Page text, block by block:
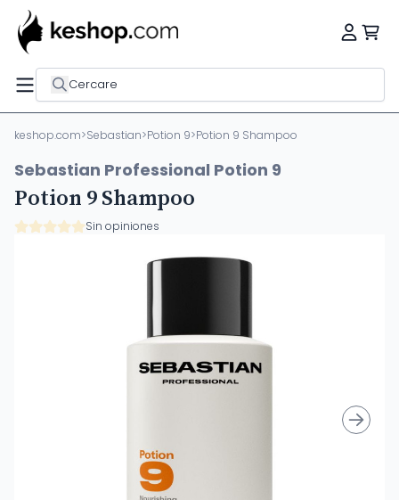
Cercare
keshop.com>Sebastian>Potion 9>Potion 9 Shampoo
Sebastian Professional Potion 9
Potion 9 Shampoo
Sin opiniones